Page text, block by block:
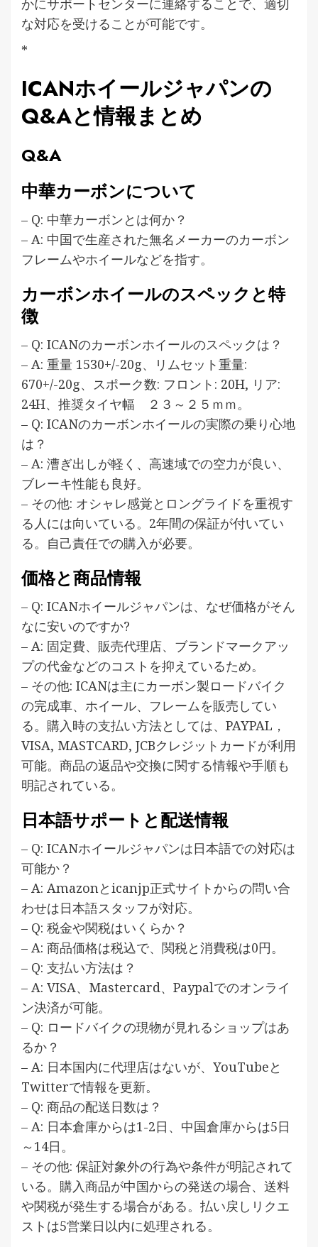
な対応を受けることが可能です。
*
ICANホイールジャパンの
Q&Aと情報まとめ
Q&A
中華カーボンについて
– Q: 中華カーボンとは何か？
– A: 中国で生産された無名メーカーのカーボン
フレームやホイールなどを指す。
カーボンホイールのスペックと特
徴
– Q: ICANのカーボンホイールのスペックは？
– A: 重量 1530+/-20g、リムセット重量:
670+/-20g、スポーク数: フロント: 20H, リア:
24H、推奨タイヤ幅 ２３～２５ｍｍ。
– Q: ICANのカーボンホイールの実際の乗り心地
は？
– A: 漕ぎ出しが軽く、高速域での空力が良い、
ブレーキ性能も良好。
– その他: オシャレ感覚とロングライドを重視す
る人には向いている。2年間の保証が付いてい
る。自己責任での購入が必要。
価格と商品情報
– Q: ICANホイールジャパンは、なぜ価格がそん
なに安いのですか?
– A: 固定費、販売代理店、ブランドマークアッ
プの代金などのコストを抑えているため。
– その他: ICANは主にカーボン製ロードバイク
の完成車、ホイール、フレームを販売してい
る。購入時の支払い方法としては、PAYPAL，
VISA, MASTCARD, JCBクレジットカードが利用
可能。商品の返品や交換に関する情報や手順も
明記されている。
日本語サポートと配送情報
– Q: ICANホイールジャパンは日本語での対応は
可能か？
– A: Amazonとicanjp正式サイトからの問い合
わせは日本語スタッフが対応。
– Q: 税金や関税はいくらか？
– A: 商品価格は税込で、関税と消費税は0円。
– Q: 支払い方法は？
– A: VISA、Mastercard、Paypalでのオンライ
ン決済が可能。
– Q: ロードバイクの現物が見れるショップはあ
るか？
– A: 日本国内に代理店はないが、YouTubeと
Twitterで情報を更新。
– Q: 商品の配送日数は？
– A: 日本倉庫からは1-2日、中国倉庫からは5日
～14日。
– その他: 保証対象外の行為や条件が明記されて
いる。購入商品が中国からの発送の場合、送料
や関税が発生する場合がある。払い戻しリクエ
ストは5営業日以内に処理される。